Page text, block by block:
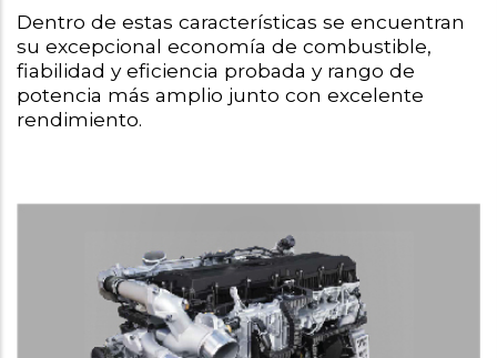
Dentro de estas características se encuentran
su excepcional economía de combustible,
fiabilidad y eficiencia probada y rango de
potencia más amplio junto con excelente
rendimiento.